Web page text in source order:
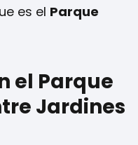
es el Parque
el Parque
Jardines